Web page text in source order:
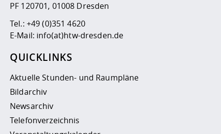
PF 120701, 01008 Dresden
Tel.: +49 (0)351 4620
E-Mail: info(at)htw-dresden.de
QUICKLINKS
Aktuelle Stunden- und Raumpläne
Bildarchiv
Newsarchiv
Telefonverzeichnis